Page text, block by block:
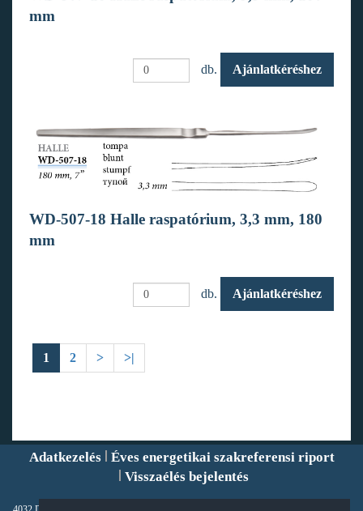
mm
db. Ajánlatkéréshez
WD-507-18 Halle raspatórium, 3,3 mm, 180
mm
db. Ajánlatkéréshez
1 2 > >|
Adatkezelés
Éves energetikai szakreferensi riport
Visszaélés bejelentés